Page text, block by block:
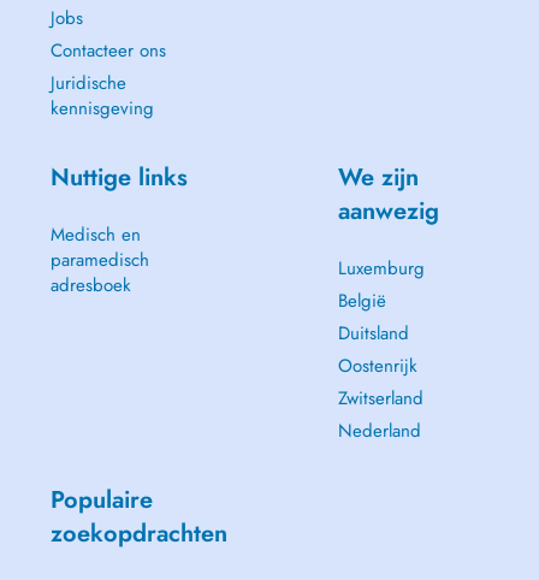
Jobs
Contacteer ons
Juridische
kennisgeving
Nuttige links
Medisch en
paramedisch
adresboek
We zijn
aanwezig
Luxemburg
België
Duitsland
Oostenrijk
Zwitserland
Nederland
Populaire
zoekopdrachten